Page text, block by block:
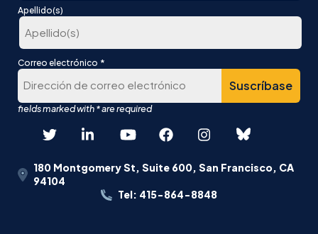
En
lugar
Apellido(s)
Última
Correo electrónico *
180 Montgomery St, Suite 600, San Francisco, CA
94104
Tel: 415-864-8848